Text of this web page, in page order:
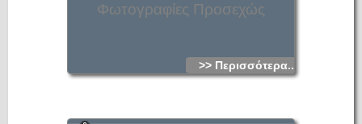
Φωτογραφίες Προσεχώς
>> Περισσότερα...